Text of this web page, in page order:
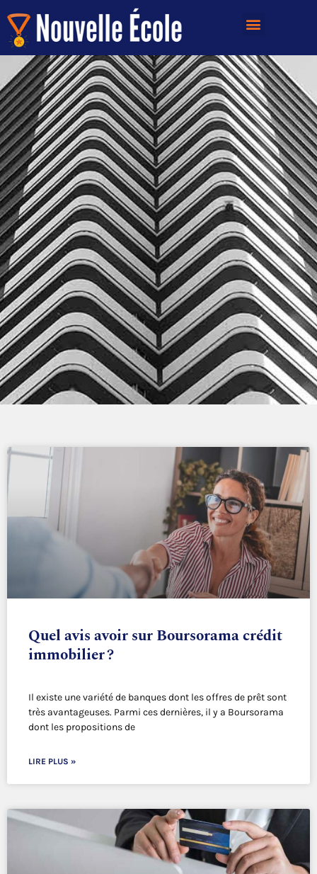
Quel avis avoir sur Boursorama crédit
immobilier ?
Il existe une variété de banques dont les offres de prêt sont
très avantageuses. Parmi ces dernières, il y a Boursorama
dont les propositions de
LIRE PLUS »